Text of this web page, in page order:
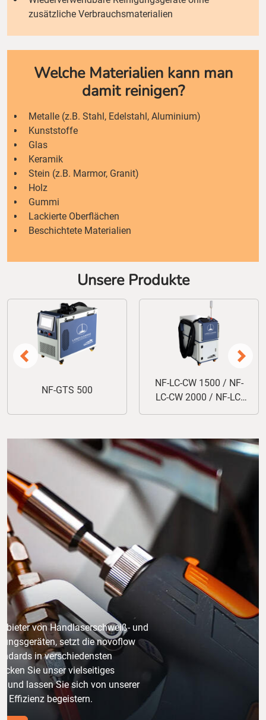
zusätzliche Verbrauchsmaterialien
Welche Materialien kann man
damit reinigen?
Metalle (z.B. Stahl, Edelstahl, Aluminium)
Kunststoffe
Glas
Keramik
Stein (z.B. Marmor, Granit)
Holz
Gummi
Lackierte Oberflächen
Beschichtete Materialien
Unsere Produkte
LC-CW 2000 / NF-LC-
CW 3000 / NF-LCA-CW
NF-LC-S 100
von Handlaserschweiß- und
setzt die novoflow
in verschiedensten
Sie unser vielseitiges
und lassen Sie sich von unserer
Effizienz begeistern.